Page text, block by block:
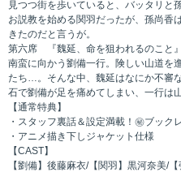
見つつ街を歩いていると、バッタリと
お説教を始める関羽だったが、孫尚香
きたのだと言うが。
第六席 『魏延、命を狙われるのこと』
南蛮に向かう劉備一行。険しい山道を
たち…。そんな中、魏延はなにか不審
石で劉備が足を痛めてしまい、一行は
【通常特典】
・スタッフ裏話＆設定満載！㊙ブック
・アニメ描き下しジャケット仕様
【CAST】
【劉備】後藤麻衣/【関羽】黒河奈美/